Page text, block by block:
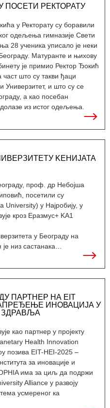
ПОСЕТИ РЕКТОРАТУ
у Ректорату су боравили
одељења гимназије Свети
28 ученика уписало је неки
Матуранте и њихову
је примио Ректор Ђокић
што су такви ђаци
Универзитет, и што су се
а као посебан
долазе из истог одељења.
KЕНИЈАТА
проф. др Небојша
посетили су
University) у Најробију, у
кроз Еразмус+ KА1
у Београду на
низ састанака…
ПАРТНЕР НА EIT
ИНОВАЦИЈА У
ЗДРАВЉА
као партнер у пројекту
Health Innovation
позива EIT-HEI-2025 –
за иновације и
има за циљ да подржи
Alliance у развоју
усмереног ка